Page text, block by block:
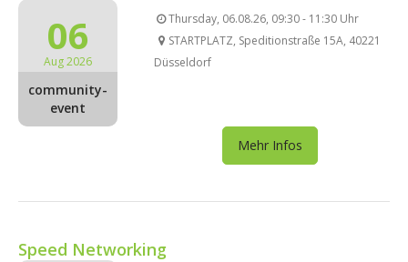
06
Aug 2026
community-
event
Thursday, 06.08.26, 09:30 - 11:30 Uhr
STARTPLATZ, Speditionstraße 15A, 40221
Düsseldorf
Mehr Infos
Speed Networking